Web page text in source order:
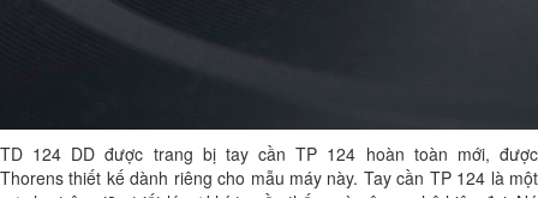
TD 124 DD được trang bị tay cần TP 124 hoàn toàn mới, được
Thorens thiết kế dành riêng cho mẫu máy này. Tay cần TP 124 là một